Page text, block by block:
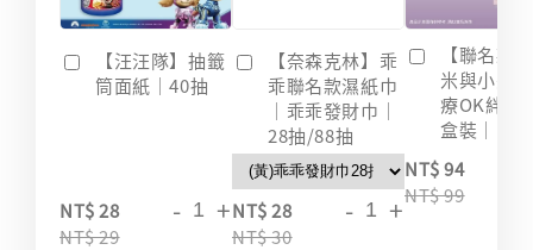
【汪汪隊】抽籤
筒面紙｜40抽
NT$ 28
NT$ 29
- +
【奈森克林】乖
乖聯名款濕紙巾
｜乖乖發財巾｜
28抽/88抽
NT$ 28
NT$ 30
- +
【聯名款
米與小惡
療OK絆｜
盒裝｜台
NT$ 94
NT$ 99